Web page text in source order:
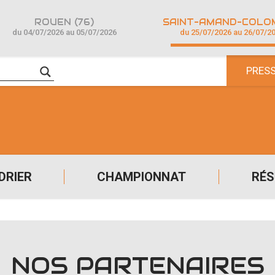
CHAMPIONNAT
ROUEN (76)
du 04/07/2026 au 05/07/2026 du 25/07/2026 au 26/07/
NOS PARTENAIRES